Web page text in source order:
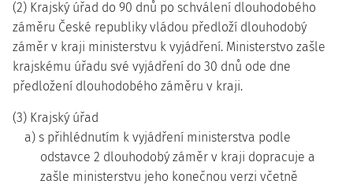
(2) Krajský úřad do 90 dnů po schválení dlouhodobého
záměru České republiky vládou předloží dlouhodobý
záměr v kraji ministerstvu k vyjádření. Ministerstvo zašle
krajskému úřadu své vyjádření do 30 dnů ode dne
předložení dlouhodobého záměru v kraji.
(3) Krajský úřad
a) s přihlédnutím k vyjádření ministerstva podle
odstavce 2 dlouhodobý záměr v kraji dopracuje a
zašle ministerstvu jeho konečnou verzi včetně